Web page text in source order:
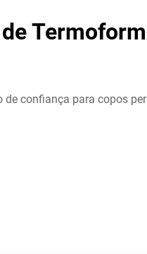
de confiança para copos